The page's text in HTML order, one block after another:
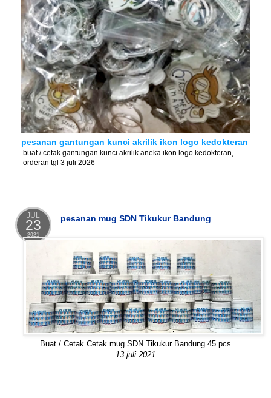
pesanan gantungan kunci akrilik ikon logo kedokteran
buat / cetak gantungan kunci akrilik aneka ikon logo kedokteran,
orderan tgl 3 juli 2026
JUL
23
2021
pesanan mug SDN Tikukur Bandung
Buat / Cetak Cetak mug SDN Tikukur Bandung 45 pcs
13 juli 2021
------------------------------------------------